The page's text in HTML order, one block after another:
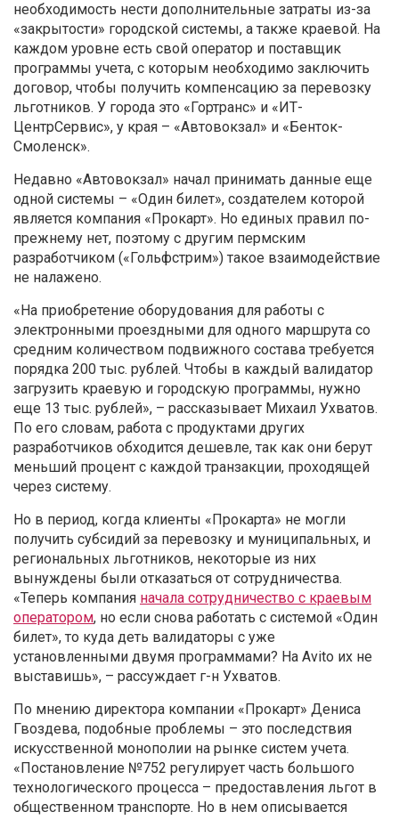
необходимость нести дополнительные затраты из-за
«закрытости» городской системы, а также краевой. На
каждом уровне есть свой оператор и поставщик
программы учета, с которым необходимо заключить
договор, чтобы получить компенсацию за перевозку
льготников. У города это «Гортранс» и «ИТ-
ЦентрСервис», у края – «Автовокзал» и «Бенток-
Смоленск».
Недавно «Автовокзал» начал принимать данные еще
одной системы – «Один билет», создателем которой
является компания «Прокарт». Но единых правил по-
прежнему нет, поэтому с другим пермским
разработчиком («Гольфстрим») такое взаимодействие
не налажено.
«На приобретение оборудования для работы с
электронными проездными для одного маршрута со
средним количеством подвижного состава требуется
порядка 200 тыс. рублей. Чтобы в каждый валидатор
загрузить краевую и городскую программы, нужно
еще 13 тыс. рублей», – рассказывает Михаил Ухватов.
По его словам, работа с продуктами других
разработчиков обходится дешевле, так как они берут
меньший процент с каждой транзакции, проходящей
через систему.
Но в период, когда клиенты «Прокарта» не могли
получить субсидий за перевозку и муниципальных, и
региональных льготников, некоторые из них
вынуждены были отказаться от сотрудничества.
«Теперь компания начала сотрудничество с краевым
оператором, но если снова работать с системой «Один
билет», то куда деть валидаторы с уже
установленными двумя программами? На Avito их не
выставишь», – рассуждает г-н Ухватов.
По мнению директора компании «Прокарт» Дениса
Гвоздева, подобные проблемы – это последствия
искусственной монополии на рынке систем учета.
«Постановление №752 регулирует часть большого
технологического процесса – предоставления льгот в
общественном транспорте. Но в нем описывается